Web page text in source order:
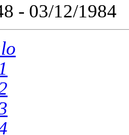
- 03/12/1984